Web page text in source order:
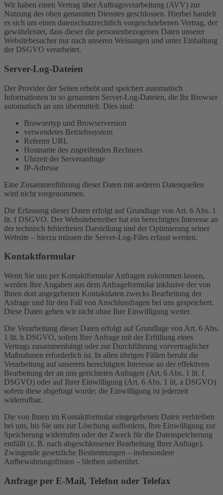
Wir haben einen Vertrag über Auftragsverarbeitung (AVV) zur
Nutzung des oben genannten Dienstes geschlossen. Hierbei handelt
es sich um einen datenschutzrechtlich vorgeschriebenen Vertrag, der
gewährleistet, dass dieser die personenbezogenen Daten unserer
Websitebesucher nur nach unseren Weisungen und unter Einhaltung
der DSGVO verarbeitet.
Server-Log-Dateien
Der Provider der Seiten erhebt und speichert automatisch
Informationen in so genannten Server-Log-Dateien, die Ihr Browser
automatisch an uns übermittelt. Dies sind:
Browsertyp und Browserversion
verwendetes Betriebssystem
Referrer URL
Hostname des zugreifenden Rechners
Uhrzeit der Serveranfrage
IP-Adresse
Eine Zusammenführung dieser Daten mit anderen Datenquellen
wird nicht vorgenommen.
Die Erfassung dieser Daten erfolgt auf Grundlage von Art. 6 Abs. 1
lit. f DSGVO. Der Websitebetreiber hat ein berechtigtes Interesse an
der technisch fehlerfreien Darstellung und der Optimierung seiner
Website – hierzu müssen die Server-Log-Files erfasst werden.
Kontaktformular
Wenn Sie uns per Kontaktformular Anfragen zukommen lassen,
werden Ihre Angaben aus dem Anfrageformular inklusive der von
Ihnen dort angegebenen Kontaktdaten zwecks Bearbeitung der
Anfrage und für den Fall von Anschlussfragen bei uns gespeichert.
Diese Daten geben wir nicht ohne Ihre Einwilligung weiter.
Die Verarbeitung dieser Daten erfolgt auf Grundlage von Art. 6 Abs.
1 lit. b DSGVO, sofern Ihre Anfrage mit der Erfüllung eines
Vertrags zusammenhängt oder zur Durchführung vorvertraglicher
Maßnahmen erforderlich ist. In allen übrigen Fällen beruht die
Verarbeitung auf unserem berechtigten Interesse an der effektiven
Bearbeitung der an uns gerichteten Anfragen (Art. 6 Abs. 1 lit. f
DSGVO) oder auf Ihrer Einwilligung (Art. 6 Abs. 1 lit. a DSGVO)
sofern diese abgefragt wurde; die Einwilligung ist jederzeit
widerrufbar.
Die von Ihnen im Kontaktformular eingegebenen Daten verbleiben
bei uns, bis Sie uns zur Löschung auffordern, Ihre Einwilligung zur
Speicherung widerrufen oder der Zweck für die Datenspeicherung
entfällt (z. B. nach abgeschlossener Bearbeitung Ihrer Anfrage).
Zwingende gesetzliche Bestimmungen – insbesondere
Aufbewahrungsfristen – bleiben unberührt.
Anfrage per E-Mail, Telefon oder Telefax